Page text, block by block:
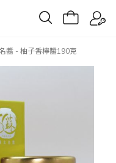
醬 - 柚子香檸醬190克